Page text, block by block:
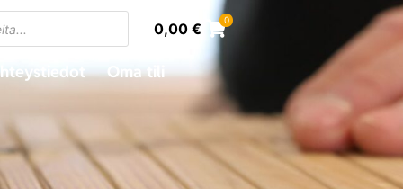
0,00€ 0
Oma tili